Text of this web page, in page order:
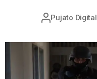
Pujato Digital